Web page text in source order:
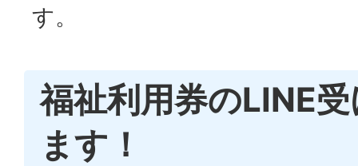
す。
福祉利用券のLINE
ます！